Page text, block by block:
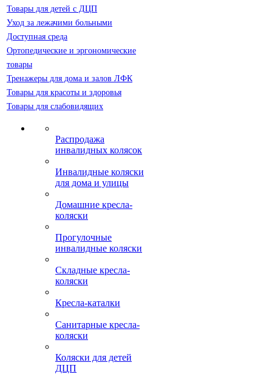
Товары для детей с ДЦП
Уход за лежачими больными
Доступная среда
Ортопедические и эргономические
товары
Тренажеры для дома и залов ЛФК
Товары для красоты и здоровья
Товары для слабовидящих
Распродажа
инвалидных колясок
Инвалидные коляски
для дома и улицы
Домашние кресла-
коляски
Прогулочные
инвалидные коляски
Складные кресла-
коляски
Кресла-каталки
Санитарные кресла-
коляски
Коляски для детей
ДЦП